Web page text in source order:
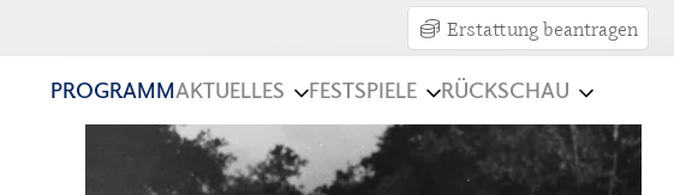
Erstattung beantragen
PROGRAMMAKTUELLES FESTSPIELE RÜCKSCHAU